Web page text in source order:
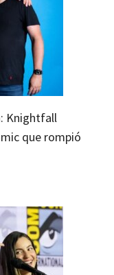
Knightfall
que rompió